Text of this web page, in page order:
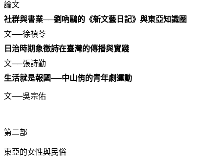
論文
社群與書業──劉吶鷗的《新文藝日記》與東亞知識圈
文──徐禎苓
日治時期象徵詩在臺灣的傳播與實踐
文──張詩勤
生活就是報國──中山侑的青年劇運動
文──吳宗佑
第二部
東亞的女性與民俗